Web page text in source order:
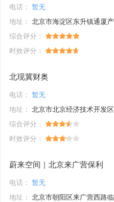
电话： 暂无
地址： 北京市海淀区东升镇通厦
综合评分：
时效评分：
北现冀财奥
电话： 暂无
地址： 北京市北京经济技术开发
综合评分：
时效评分：
蔚来空间｜北京来广营保利
电话： 暂无
地址： 北京市朝阳区来广营西路